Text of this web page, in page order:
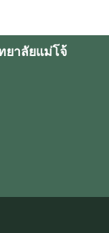
ยาลัยแม่โจ้